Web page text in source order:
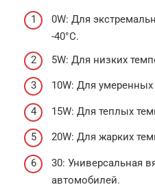
0W: Для
-40°C.
5W: Для низких
10W: Для умеренных
15W: Для теплых
20W: Для жарких
30: Универсальная
автомобилей.